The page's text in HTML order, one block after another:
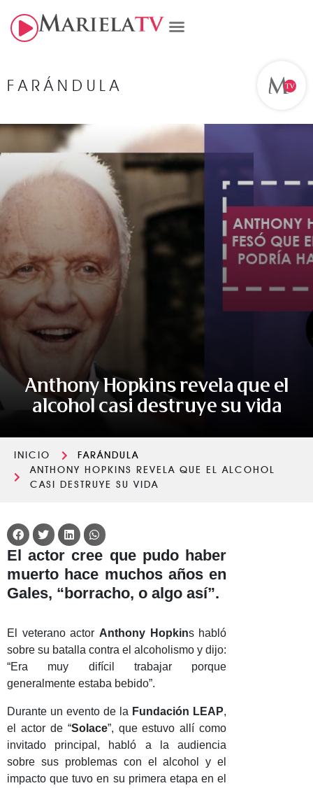
FARÁNDULA
Anthony Hopkins revela que el
alcohol casi destruye su vida
INICIO
FARÁNDULA
ANTHONY HOPKINS REVELA QUE EL ALCOHOL
CASI DESTRUYE SU VIDA
El actor cree que pudo haber
muerto hace muchos años en
Gales, “borracho, o algo así”.
El veterano actor Anthony Hopkins habló
sobre su batalla contra el alcoholismo y dijo:
“Era muy difícil trabajar porque
generalmente estaba bebido”.
Durante un evento de la Fundación LEAP,
el actor de “Solace”, que estuvo allí como
invitado principal, habló a la audiencia
sobre sus problemas con el alcohol y el
impacto que tuvo en su primera etapa en el